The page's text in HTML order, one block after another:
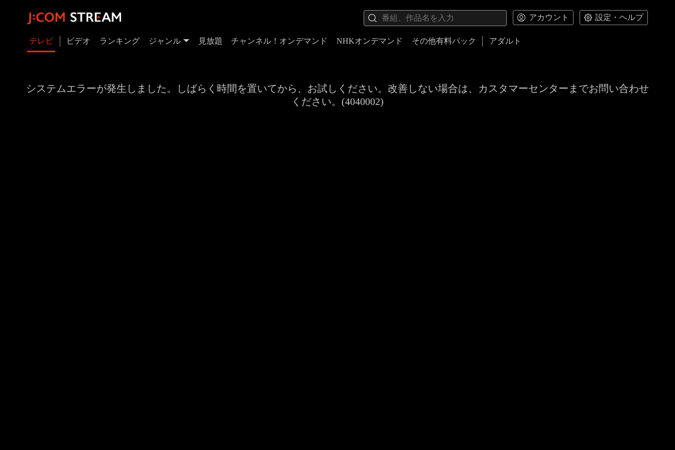
アカウント 設定・ヘルプ
テレビ ビデオ ランキング ジャンル 見放題 チャンネル！オンデマンド NHKオンデマンド その他有料パック アダルト
システムエラーが発生しました。しばらく時間を置いてから、お試しください。改善しない場合は、カスタマーセンターまでお問い合わせ
ください。(4040002)